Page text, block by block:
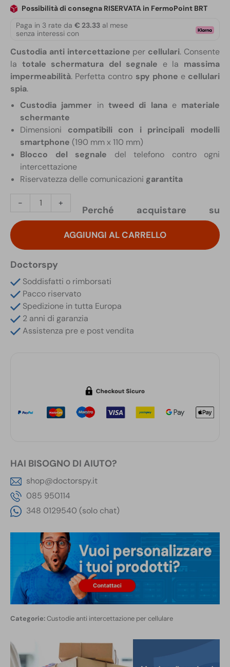
Possibilità di consegna RISERVATA in FermoPoint BRT
Paga in 3 rate da € 23.33 al mese
senza interessi con
Custodia anti intercettazione per cellulari. Consente
la totale schermatura del segnale e la massima
impermeabilità. Perfetta contro spy phone e cellulari
spia.
Custodia jammer in tweed di lanaemateriale
schermante
Dimensioni compatibili con i principali modelli
smartphone (190 mm x 110 mm)
Blocco del segnale del telefono contro ogni
intercettazione
Riservatezza delle comunicazioni garantita
-
Custodia
Cellulare
Anti
Intercettazione
in
Nera
quantità
+
AGGIUNGI AL CARRELLO
Perché acquistare su
Doctorspy
Soddisfatti o rimborsati
Pacco riservato
Spedizione in tutta Europa
2 anni di garanzia
Assistenza pre e post vendita
HAI BISOGNO DI AIUTO?
shop@doctorspy.it
085 950114
348 0129540 (solo chat)
Custodie anti intercettazione per cellulare